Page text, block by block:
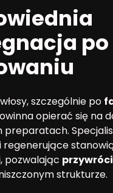
po
szczególnie po
opierać się na
preparatach.
regenerujące
pozwalając
strukturze.